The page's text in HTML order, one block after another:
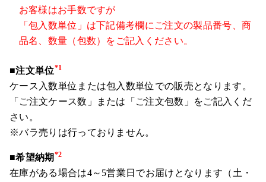
お客様はお手数ですが
「包入数単位」は下記備考欄にご注文の製品番号、商
品名、数量（包数）をご記入ください。
■注文単位*1
ケース入数単位または包入数単位での販売となります。
「ご注文ケース数」または「ご注文包数」をご記入くだ
さい。
※バラ売りは行っておりません。
■希望納期 *2
在庫がある場合は4～5営業日でお届けとなります（土・